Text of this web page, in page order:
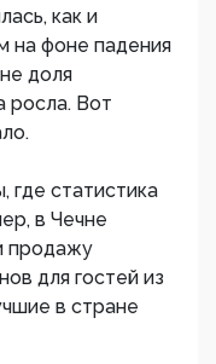
как и
на фоне падения
доля
росла. Вот
где статистика
в Чечне
продажу
для гостей из
в стране